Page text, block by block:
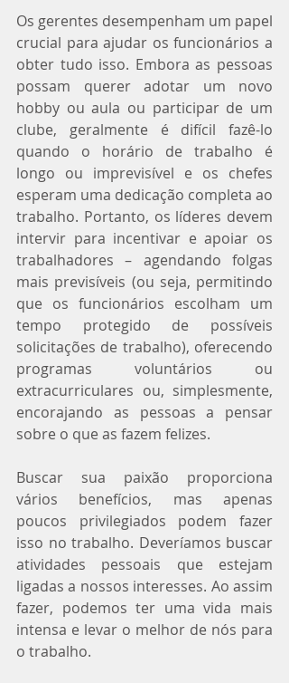
Os gerentes desempenham um papel
crucial para ajudar os funcionários a
obter tudo isso. Embora as pessoas
possam querer adotar um novo
hobby ou aula ou participar de um
clube, geralmente é difícil fazê-lo
quando o horário de trabalho é
longo ou imprevisível e os chefes
esperam uma dedicação completa ao
trabalho. Portanto, os líderes devem
intervir para incentivar e apoiar os
trabalhadores – agendando folgas
mais previsíveis (ou seja, permitindo
que os funcionários escolham um
tempo protegido de possíveis
solicitações de trabalho), oferecendo
programas voluntários ou
extracurriculares ou, simplesmente,
encorajando as pessoas a pensar
sobre o que as fazem felizes.
Buscar sua paixão proporciona
vários benefícios, mas apenas
poucos privilegiados podem fazer
isso no trabalho. Deveríamos buscar
atividades pessoais que estejam
ligadas a nossos interesses. Ao assim
fazer, podemos ter uma vida mais
intensa e levar o melhor de nós para
o trabalho.